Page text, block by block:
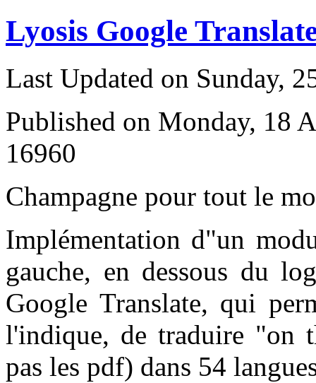
Lyosis Google
Last Updated on Sunday,
Published on Monday, 18
16960
Champagne pour tout le
Implémentation d"un
gauche, en dessous du
Google Translate, qui
l'indique, de traduire "on
pas les pdf) dans 54